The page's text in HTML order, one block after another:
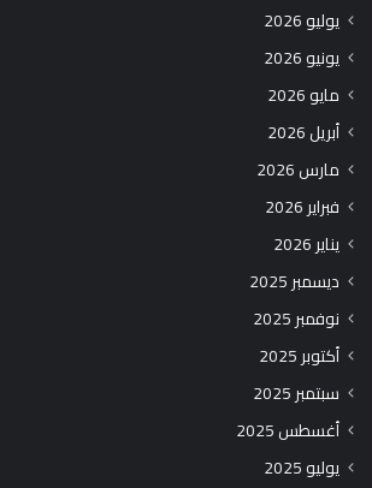
يوليو 2026
يونيو 2026
مايو 2026
أبريل 2026
مارس 2026
فبراير 2026
يناير 2026
ديسمبر 2025
نوفمبر 2025
أكتوبر 2025
سبتمبر 2025
أغسطس 2025
يوليو 2025